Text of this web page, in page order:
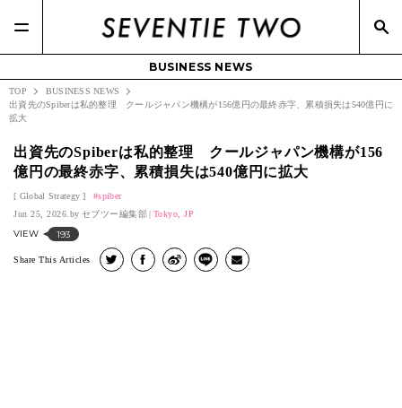
BUSINESS NEWS
TOP
BUSINESS NEWS
出資先のSpiberは私的整理 クールジャパン機構が156億円の最終赤字、累積損失は540億円に
拡大
出資先のSpiberは私的整理 クールジャパン機構が156
億円の最終赤字、累積損失は540億円に拡大
Global Strategy
spiber
Jun 25, 2026.
セブツー編集部 Tokyo, JP
VIEW 193
Share This Articles